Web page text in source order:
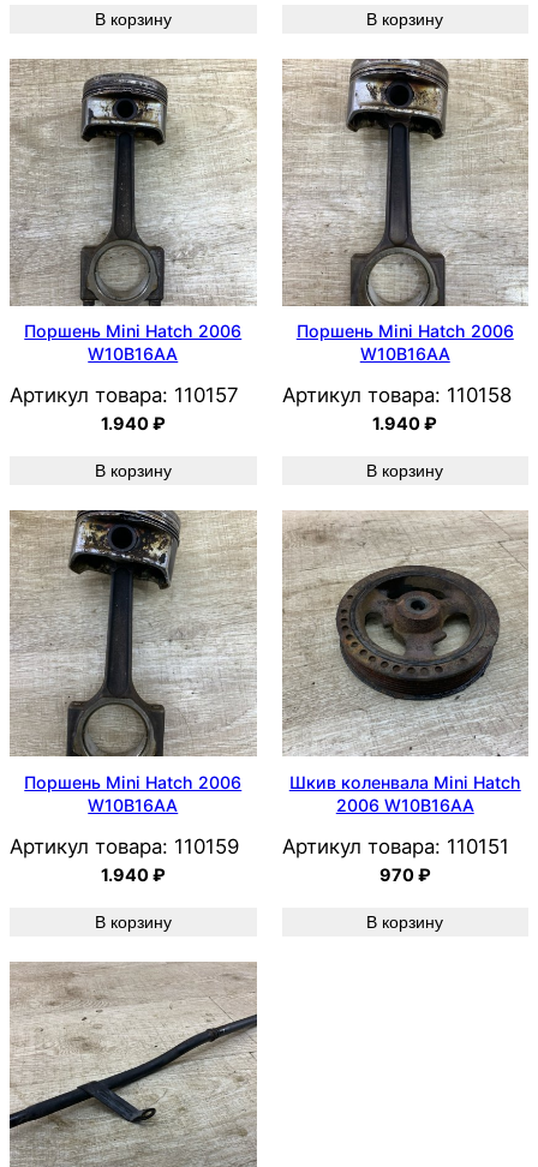
В корзину В корзину
Поршень Mini Hatch 2006
W10B16AA
Артикул товара: 110157
1.940₽
В корзину
Поршень Mini Hatch 2006
W10B16AA
Артикул товара: 110158
1.940₽
В корзину
Поршень Mini Hatch 2006
W10B16AA
Артикул товара: 110159
1.940₽
В корзину
Шкив коленвала Mini Hatch
2006 W10B16AA
Артикул товара: 110151
970₽
В корзину